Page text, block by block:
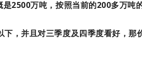
2500万吨，按照当前的200多万吨
，并且对三季度及四季度看好，那